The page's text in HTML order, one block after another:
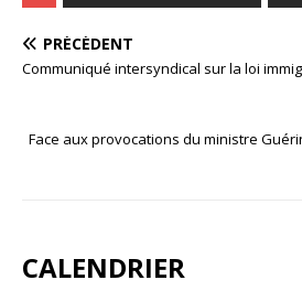
PRÉCÉDENT
Communiqué intersyndical sur la loi
Face aux provocations du ministre
CALENDRIER